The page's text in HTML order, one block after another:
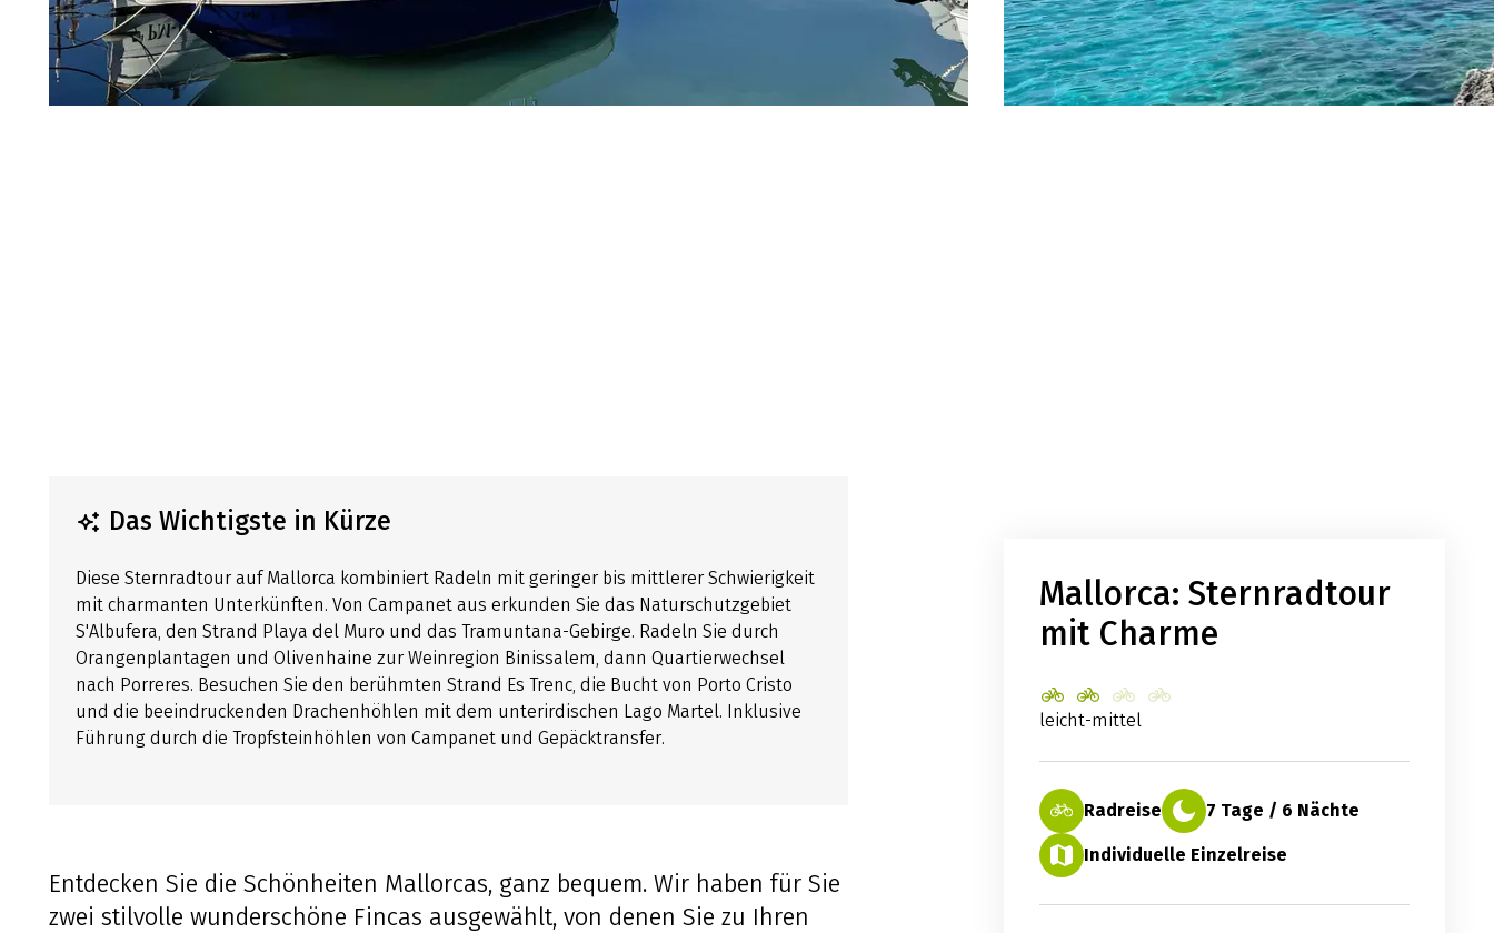
Das Wichtigste in Kürze
Diese Sternradtour auf Mallorca kombiniert Radeln mit geringer bis mittlerer Schwierigkeit
mit charmanten Unterkünften. Von Campanet aus erkunden Sie das Naturschutzgebiet
S'Albufera, den Strand Playa del Muro und das Tramuntana-Gebirge. Radeln Sie durch
Orangenplantagen und Olivenhaine zur Weinregion Binissalem, dann Quartierwechsel
nach Porreres. Besuchen Sie den berühmten Strand Es Trenc, die Bucht von Porto Cristo
und die beeindruckenden Drachenh​öhlen mit dem unterirdischen Lago Martel. Inklusive
Führung durch die Tropfsteinhöhlen von Campanet und Gepäcktransfer.
Entdecken Sie die Schönheiten Mallorcas, ganz bequem. Wir haben für Sie
zwei stilvolle wunderschöne Fincas ausgewählt, von denen Sie zu Ihren
Mallorca: Sternradtour
mit Charme
leicht-mittel
Radreise 7 Tage / 6 Nächte
Individuelle Einzelreise